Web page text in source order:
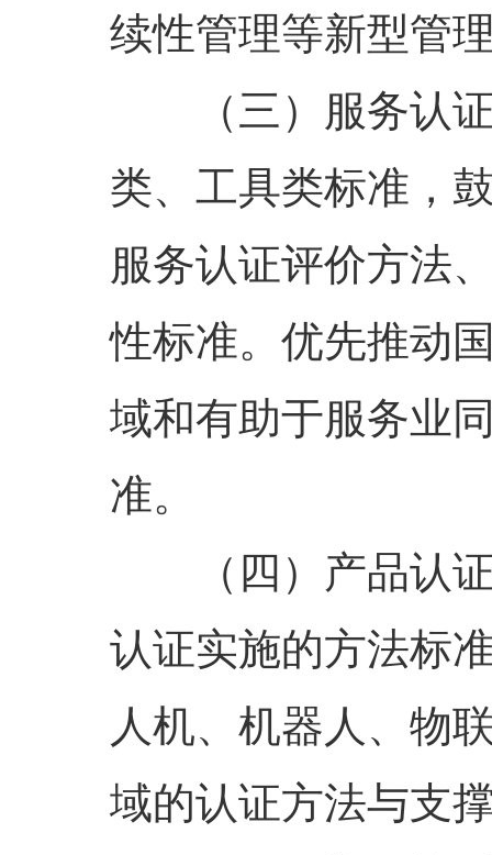
续性管理等新型管
（三）服务认
类、工具类标准，
服务认证评价方法
性标准。优先推动
域和有助于服务业
准。
（四）产品认
认证实施的方法标
人机、机器人、物
域的认证方法与支